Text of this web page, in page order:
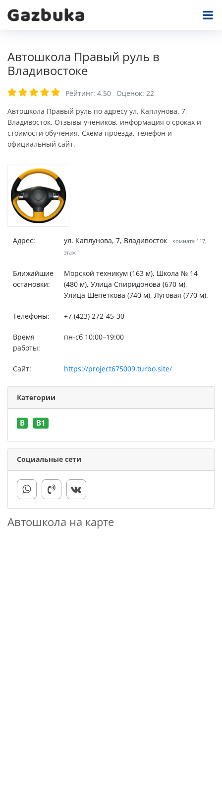
Автошкола Правый руль в
Владивостоке
Рейтинг: 4.50 Оценок: 22
Автошкола Правый руль по адресу ул. Каплунова, 7,
Владивосток. Отзывы учеников, информация о сроках и
стоимости обучения. Схема проезда, телефон и
официальный сайт.
Адрес: ул. Каплунова, 7, Владивосток
комната 117,
этаж 1
Ближайшие
остановки:
Морской техникум (163 м), Школа № 14
(480 м), Улица Спиридонова (670 м),
Улица Шепеткова (740 м), Луговая (770 м).
Телефоны: +7 (423) 272-45-30
Время
работы:
пн-сб 10:00–19:00
Сайт: https://project675009.turbo.site/
Категории
B В1
Социальные сети
Автошкола на карте